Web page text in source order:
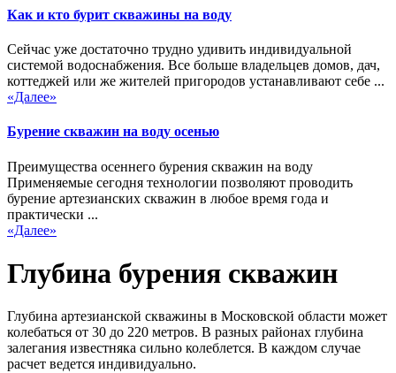
Как и кто бурит скважины на воду
Сейчас уже достаточно трудно удивить индивидуальной
системой водоснабжения. Все больше владельцев домов, дач,
коттеджей или же жителей пригородов устанавливают себе ...
«Далее»
Бурение скважин на воду осенью
Преимущества осеннего бурения скважин на воду
Применяемые сегодня технологии позволяют проводить
бурение артезианских скважин в любое время года и
практически ...
«Далее»
Глубина бурения скважин
Глубина артезианской скважины в Московской области может
колебаться от 30 до 220 метров. В разных районах глубина
залегания известняка сильно колеблется. В каждом случае
расчет ведется индивидуально.